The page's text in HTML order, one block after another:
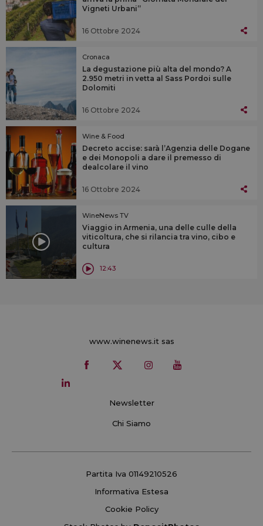
Vigneti Urbani”
16 Ottobre 2024
Cronaca
La degustazione più alta del mondo? A
2.950 metri in vetta al Sass Pordoi sulle
Dolomiti
16 Ottobre 2024
Wine & Food
Decreto accise: sarà l’Agenzia delle Dogane
e dei Monopoli a dare il premesso di
dealcolare il vino
16 Ottobre 2024
WineNews TV
Viaggio in Armenia, una delle culle della
viticoltura, che si rilancia tra vino, cibo e
cultura
12:43
www.winenews.it sas
Newsletter
Chi Siamo
Partita Iva 01149210526
Informativa Estesa
Cookie Policy